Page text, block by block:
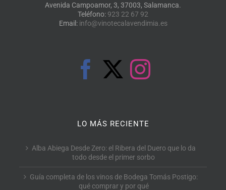
Avenida Campoamor, 3, 37003, Salamanca.
Teléfono: 923 22 67 92
Email: info@vinotecalavendimia.es
LO MÁS RECIENTE
Alba Abiega Desde Zero: el Ribera del Duero que lo da
todo desde el primer sorbo
Guía completa de los vinos de Bodega Tomás Postigo:
qué comprar y por qué